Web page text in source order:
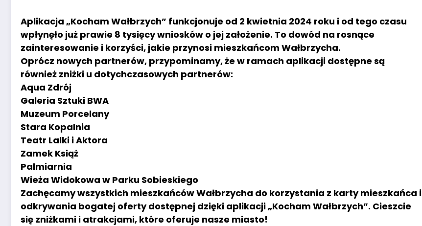
Aplikacja „Kocham Wałbrzych” funkcjonuje od 2 kwietnia 2024 roku i od tego czasu
wpłynęło już prawie 8 tysięcy wniosków o jej założenie. To dowód na rosnące
zainteresowanie i korzyści, jakie przynosi mieszkańcom Wałbrzycha.
Oprócz nowych partnerów, przypominamy, że w ramach aplikacji dostępne są
również zniżki u dotychczasowych partnerów:
Aqua Zdrój
Galeria Sztuki BWA
Muzeum Porcelany
Stara Kopalnia
Teatr Lalki i Aktora
Zamek Książ
Palmiarnia
Wieża Widokowa w Parku Sobieskiego
Zachęcamy wszystkich mieszkańców Wałbrzycha do korzystania z karty mieszkańca i
odkrywania bogatej oferty dostępnej dzięki aplikacji „Kocham Wałbrzych”. Cieszcie
się zniżkami i atrakcjami, które oferuje nasze miasto!